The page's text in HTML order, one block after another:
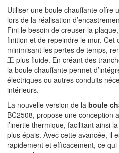
Utiliser une boule chauffante offre
lors de la réalisation
Fini le besoin de creuser la
finition et de repeindre le mur. Cet
minimisant les pertes de temps,
工 plus fluide. En créant des
la boule chauffante permet
électriques ou autres conduits
intérieurs.
La nouvelle version de la boule
BC2508, propose une conception
l’inertie thermique, facilitant ainsi
plus épais. Avec cette avancée, il
rapidement et efficacement, ce